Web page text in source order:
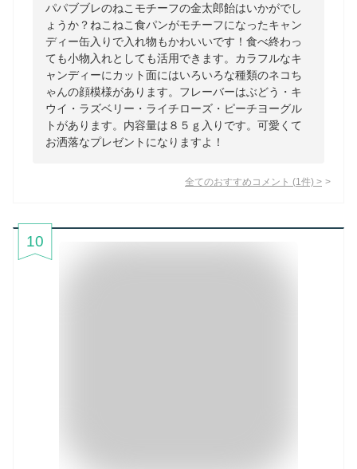
パパブブレのねこモチーフの金太郎飴はいかがでし
ょうか？ねこねこ食パンがモチーフになったキャン
ディー缶入りで入れ物もかわいいです！食べ終わっ
ても小物入れとしても活用できます。カラフルなキ
ャンディーにカット面にはいろいろな種類のネコち
ゃんの顔模様があります。フレーバーはぶどう・キ
ウイ・ラズベリー・ライチローズ・ピーチヨーグル
トがあります。内容量は８５ｇ入りです。可愛くて
お洒落なプレゼントになりますよ！
全てのおすすめコメント (1 件) >
10